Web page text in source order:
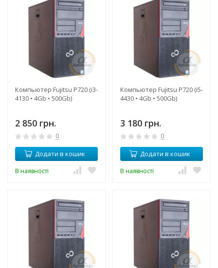
Компьютер Fujitsu P720 (i3-
4130 • 4Gb • 500Gb)
2 850 грн.
0
Додати в кошик
В наявності
Компьютер Fujitsu P720 (i5-
4430 • 4Gb • 500Gb)
3 180 грн.
0
Додати в кошик
В наявності